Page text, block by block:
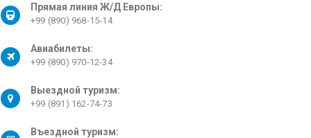
Прямая линия Ж/Д Европы:
+99 (890) 968-15-14
Авиабилеты:
+99 (890) 970-12-34
Выездной туризм:
+99 (891) 162-74-73
Въездной туризм: